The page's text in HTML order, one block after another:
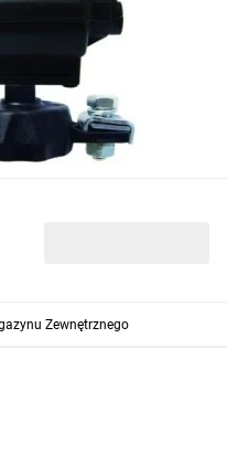
Zewnętrznego